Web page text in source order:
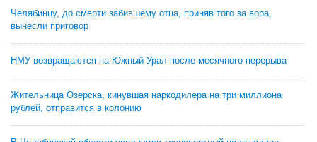
Челябинцу, до смерти забившему отца, приняв того за вора,
вынесли приговор
НМУ возвращаются на Южный Урал после месячного перерыва
Жительница Озерска, кинувшая наркодилера на три миллиона
рублей, отправится в колонию